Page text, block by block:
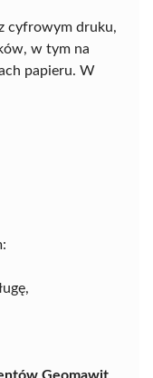
cyfrowym druku,
w tym na
papieru. W